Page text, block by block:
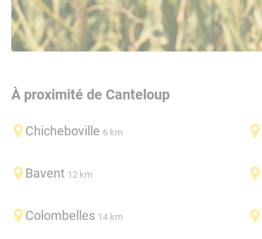
À proximité de Canteloup
Chicheboville 6 km
Bavent 12 km
Colombelles 14 km